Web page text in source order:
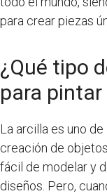
para crear piezas
¿Qué tipo
para pintar
La arcilla es uno
creación de
fácil de modelar y
diseños. Pero,